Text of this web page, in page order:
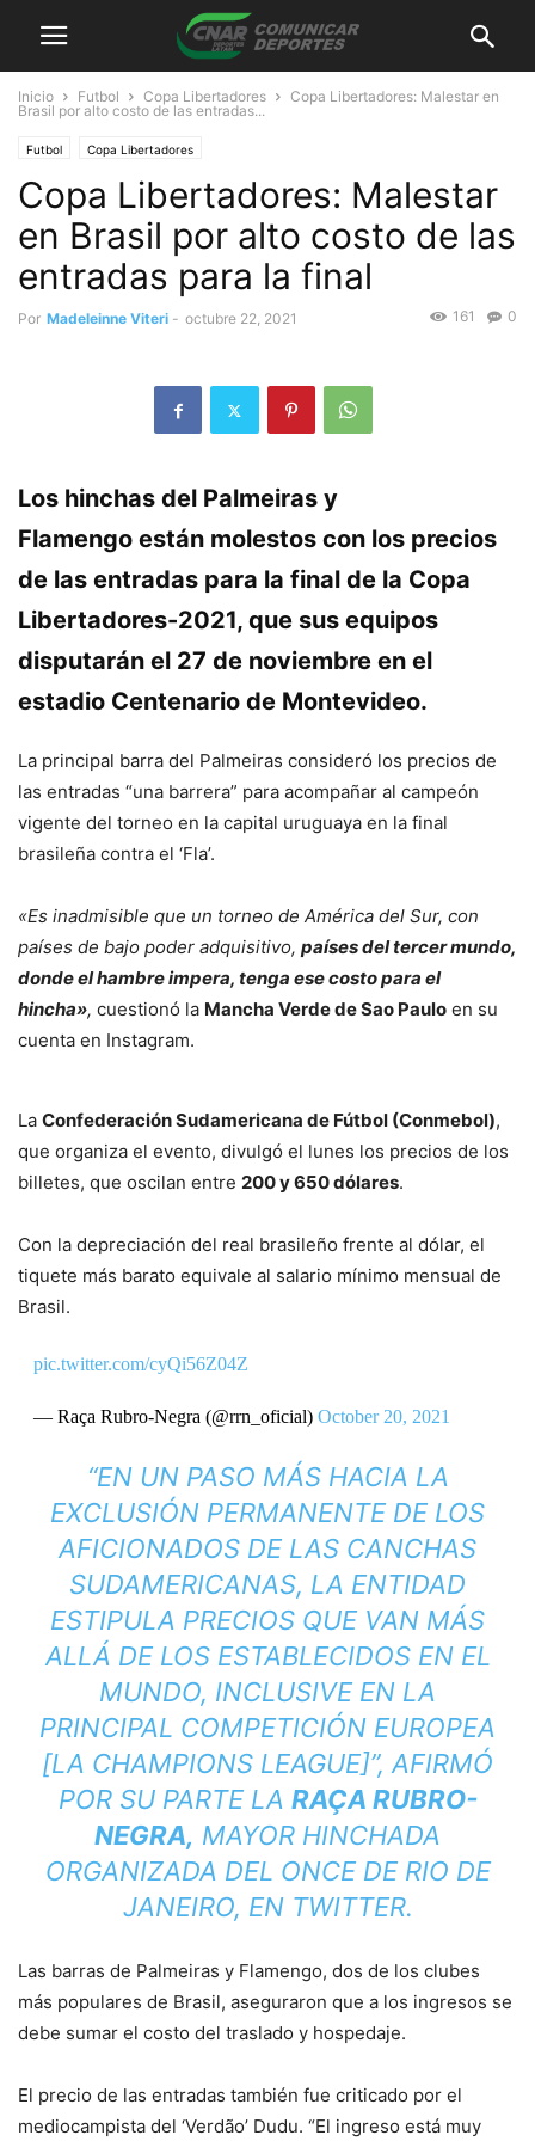
Inicio Futbol Copa Libertadores
Copa Libertadores: Malestar en
Brasil por alto costo de las entradas...
Futbol Copa Libertadores
Copa Libertadores: Malestar
en Brasil por alto costo de las
entradas para la final
Por Madeleinne Viteri - octubre 22, 2021 0
161
Los hinchas del Palmeiras y
Flamengo están molestos con los precios
de las entradas para la final de la Copa
Libertadores-2021, que sus equipos
disputarán el 27 de noviembre en el
estadio Centenario de Montevideo.
La principal barra del Palmeiras consideró los precios de
las entradas “una barrera” para acompañar al campeón
vigente del torneo en la capital uruguaya en la final
brasileña contra el ‘Fla’.
«Es inadmisible que un torneo de América del Sur, con
países de bajo poder adquisitivo, países del tercer mundo,
donde el hambre impera, tenga ese costo para el
hincha», cuestionó la Mancha Verde de Sao Paulo en su
cuenta en Instagram.
La Confederación Sudamericana de Fútbol (Conmebol),
que organiza el evento, divulgó el lunes los precios de los
billetes, que oscilan entre 200 y 650 dólares.
Con la depreciación del real brasileño frente al dólar, el
tiquete más barato equivale al salario mínimo mensual de
Brasil.
pic.twitter.com/cyQi56Z04Z
— Raça Rubro-Negra (@rrn_oficial) October 20, 2021
“EN UN PASO MÁS HACIA LA
EXCLUSIÓN PERMANENTE DE LOS
AFICIONADOS DE LAS CANCHAS
SUDAMERICANAS, LA ENTIDAD
ESTIPULA PRECIOS QUE VAN MÁS
ALLÁ DE LOS ESTABLECIDOS EN EL
MUNDO, INCLUSIVE EN LA
PRINCIPAL COMPETICIÓN EUROPEA
[LA CHAMPIONS LEAGUE]”, AFIRMÓ
POR SU PARTE LA RAÇA RUBRO-
NEGRA, MAYOR HINCHADA
ORGANIZADA DEL ONCE DE RIO DE
JANEIRO, EN TWITTER.
Las barras de Palmeiras y Flamengo, dos de los clubes
más populares de Brasil, aseguraron que a los ingresos se
debe sumar el costo del traslado y hospedaje.
El precio de las entradas también fue criticado por el
mediocampista del ‘Verdão’ Dudu. “El ingreso está muy